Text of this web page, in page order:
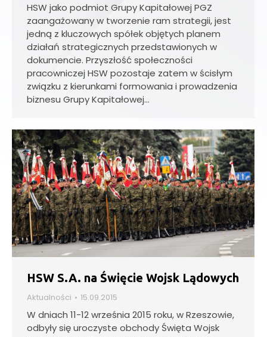
HSW jako podmiot Grupy Kapitałowej PGZ
zaangażowany w tworzenie ram strategii, jest
jedną z kluczowych spółek objętych planem
działań strategicznych przedstawionych w
dokumencie. Przyszłość społeczności
pracowniczej HSW pozostaje zatem w ścisłym
związku z kierunkami formowania i prowadzenia
biznesu Grupy Kapitałowej…
HSW S.A. na Święcie Wojsk Lądowych
Aktualności 15.09.2015
W dniach 11-12 września 2015 roku, w Rzeszowie,
odbyły się uroczyste obchody Święta Wojsk